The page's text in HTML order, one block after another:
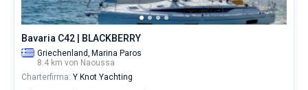
Bavaria C42 | BLACKBERRY
Griechenland, Marina Paros
8.4 km von Naoussa
Charterfirma: Y Knot Yachting